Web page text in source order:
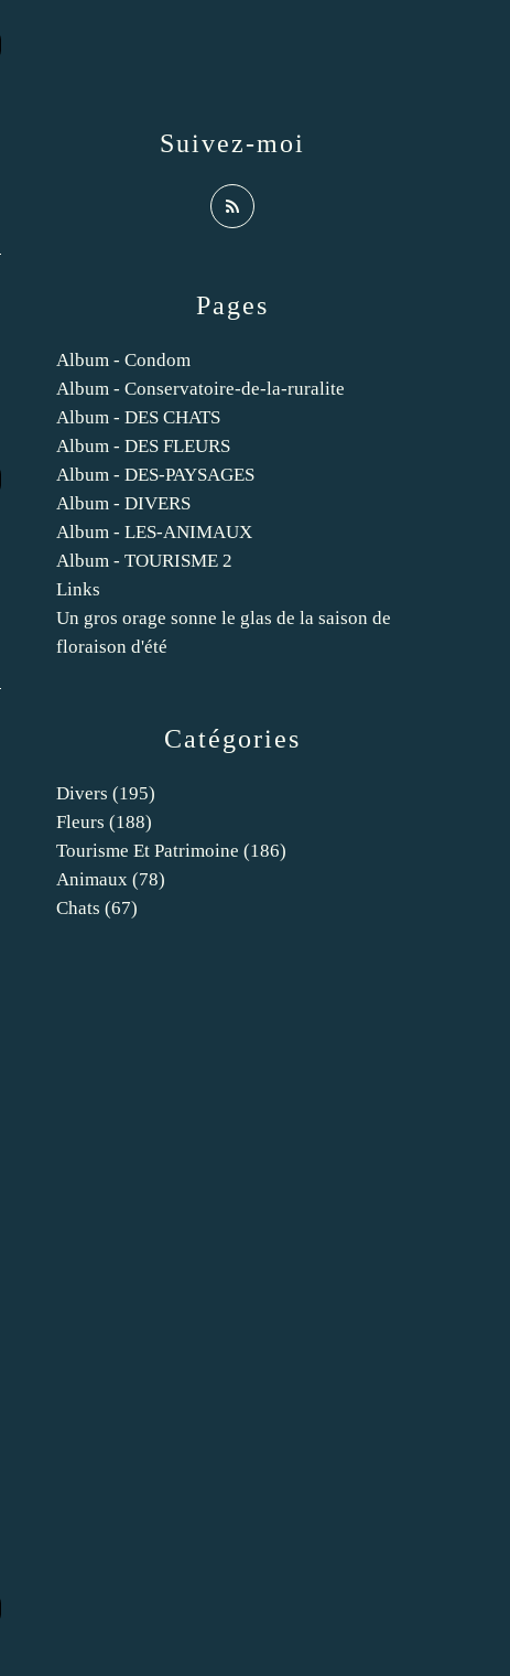
Catégories
Divers (195)
Fleurs (188)
Tourisme Et Patrimoine (186)
Animaux (78)
Chats (67)
Pages
Album - Condom
Album - Conservatoire-de-la-ruralite
Album - DES CHATS
Album - DES FLEURS
Album - DES-PAYSAGES
Album - DIVERS
Album - LES-ANIMAUX
Album - TOURISME 2
Links
Un gros orage sonne le glas de la saison de
floraison d'été
Suivez-moi